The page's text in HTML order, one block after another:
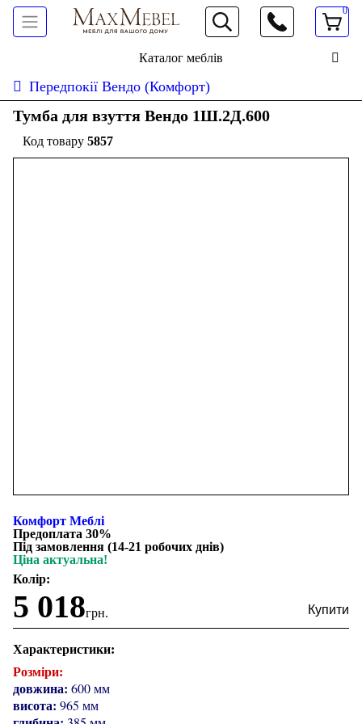
066 472 19 61
0
Каталог меблів
Передпокії Вендо (Комфорт)
Тумба для взуття Вендо 1Ш.2Д.600
5857
Комфорт Меблi
Предоплата 30%
Під замовлення (14-21 робочих днів)
Ціна актуальна!
Колір:
5 018грн.
Характеристики:
Розміри:
довжина: 600 мм
висота: 965 мм